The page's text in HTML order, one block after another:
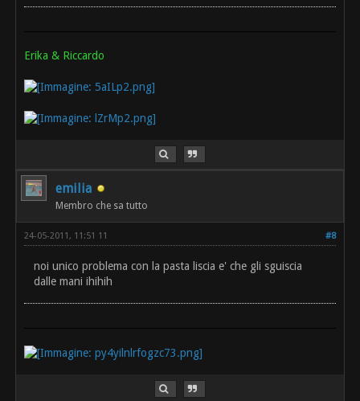
Erika & Riccardo
emilia
Membro che sa tutto
#8
24-05-2011, 11:51 11
noi unico problema con la pasta liscia e' che gli sguiscia
dalle mani ihihih